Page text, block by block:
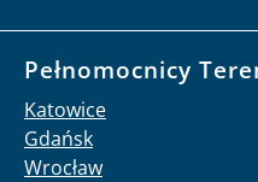
Pełnomocnicy
Katowice
Gdańsk
Wrocław